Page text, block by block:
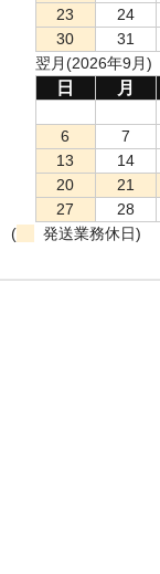
23
24
30
31
翌月(2026年9月)
日 月
6
7
13
14
20
21
27
28
(
発送業務休日)